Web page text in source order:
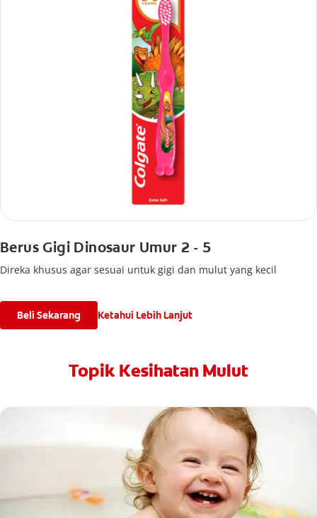
Berus Gigi Dinosaur Umur 2 - 5
Direka khusus agar sesuai untuk gigi dan mulut yang kecil
Beli Sekarang Ketahui Lebih Lanjut
Topik Kesihatan Mulut